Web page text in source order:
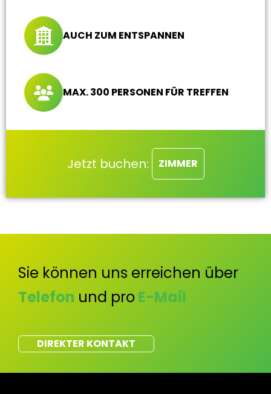
AUCH ZUM ENTSPANNEN
MAX. 300 PERSONEN FÜR TREFFEN
Jetzt buchen: ZIMMER
Sie können uns erreichen über
Telefon und proE-Mail
DIREKTER KONTAKT